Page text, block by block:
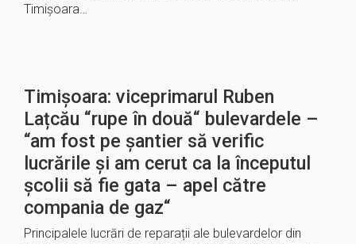
Timișoara…
Timișoara: viceprimarul Ruben
Lațcău “rupe în două“ bulevardele –
“am fost pe șantier să verific
lucrările și am cerut ca la începutul
școlii să fie gata – apel către
compania de gaz“
Principalele lucrări de reparații ale bulevardelor din